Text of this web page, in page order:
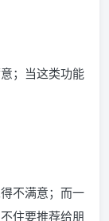
；当这类功能
不满意；而一
住要推荐给朋